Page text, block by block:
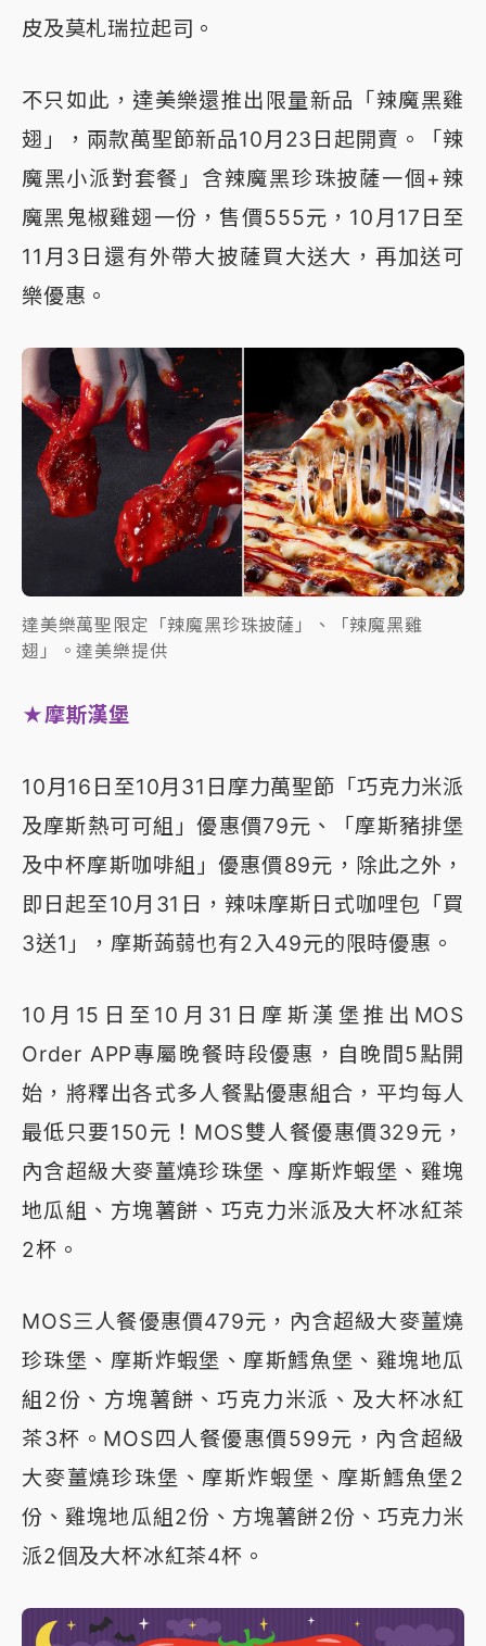
皮及莫札瑞拉起司。
不只如此，達美樂還推出限量新品「辣魔黑雞
翅」，兩款萬聖節新品10月23日起開賣。「辣
魔黑小派對套餐」含辣魔黑珍珠披薩一個+辣
魔黑鬼椒雞翅一份，售價555元，10月17日至
11月3日還有外帶大披薩買大送大，再加送可
樂優惠。
達美樂萬聖限定「辣魔黑珍珠披薩」、「辣魔黑雞
翅」。達美樂提供
★摩斯漢堡
10月16日至10月31日摩力萬聖節「巧克力米派
及摩斯熱可可組」優惠價79元、「摩斯豬排堡
及中杯摩斯咖啡組」優惠價89元，除此之外，
即日起至10月31日，辣味摩斯日式咖哩包「買
3送1」，摩斯蒟蒻也有2入49元的限時優惠。
10月15日至10月31日摩斯漢堡推出MOS
Order APP專屬晚餐時段優惠，自晚間5點開
始，將釋出各式多人餐點優惠組合，平均每人
最低只要150元！MOS雙人餐優惠價329元，
內含超級大麥薑燒珍珠堡、摩斯炸蝦堡、雞塊
地瓜組、方塊薯餅、巧克力米派及大杯冰紅茶
2杯。
MOS三人餐優惠價479元，內含超級大麥薑燒
珍珠堡、摩斯炸蝦堡、摩斯鱈魚堡、雞塊地瓜
組2份、方塊薯餅、巧克力米派、及大杯冰紅
茶3杯。MOS四人餐優惠價599元，內含超級
大麥薑燒珍珠堡、摩斯炸蝦堡、摩斯鱈魚堡2
份、雞塊地瓜組2份、方塊薯餅2份、巧克力米
派2個及大杯冰紅茶4杯。